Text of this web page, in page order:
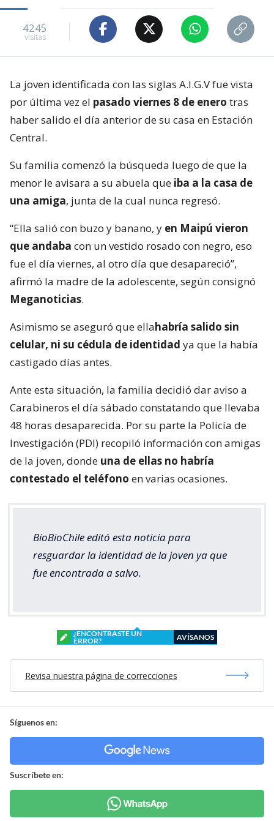
4245
visitas
La joven identificada con las siglas A.I.G.V fue vista
por última vez el pasado viernes 8 de enero tras
haber salido el día anterior de su casa en Estación
Central.
Su familia comenzó la búsqueda luego de que la
menor le avisara a su abuela que iba a la casa de
una amiga, junta de la cual nunca regresó.
“Ella salió con buzo y banano, y en Maipú vieron
que andaba con un vestido rosado con negro, eso
fue el día viernes, al otro día que desapareció”,
afirmó la madre de la adolescente, según consignó
Meganoticias.
Asimismo se aseguró que ellahabría salido sin
celular, ni su cédula de identidad ya que la había
castigado días antes.
Ante esta situación, la familia decidió dar aviso a
Carabineros el día sábado constatando que llevaba
48 horas desaparecida. Por su parte la Policía de
Investigación (PDI) recopiló información con amigas
de la joven, donde una de ellas no habría
contestado el teléfono en varias ocasiones.
BioBioChile editó esta noticia para
resguardar la identidad de la joven ya que
fue encontrada a salvo.
¿ENCONTRASTE UN
ERROR?
AVÍSANOS
Revisa nuestra página de correcciones
Síguenos en:
Suscríbete en: